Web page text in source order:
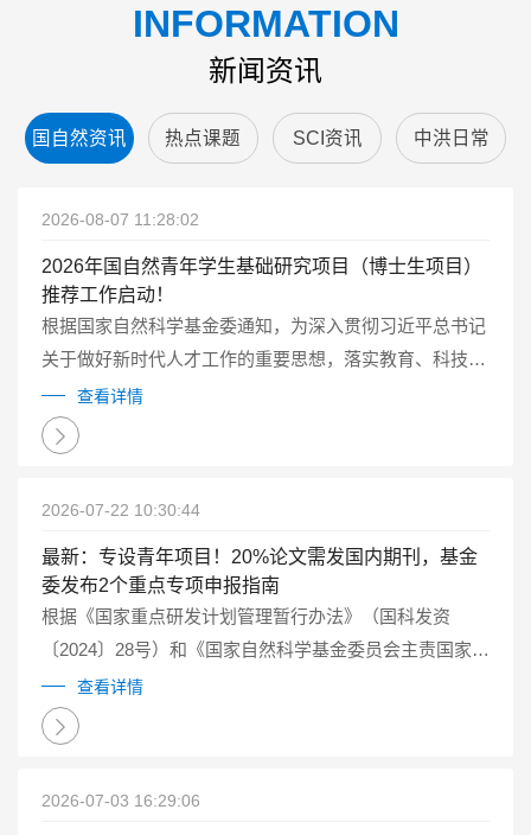
INFORMATION
新闻资讯
国自然资讯 热点课题 SCI资讯 中洪日常
2026-08-07 11:28:02
2026年国自然青年学生基础研究项目（博士生项目）
推荐工作启动！
根据国家自然科学基金委通知，为深入贯彻习近平总书记
关于做好新时代人才工作的重要思想，落实教育、科技、
人才一体化发展的要求，2026年自然科学基金委继续试点
实施国家自然科学基金青年学生基础研究项目（博士研究
生）（以下简称博士生项目）...
查看详情
2026-07-22 10:30:44
最新：专设青年项目！20%论文需发国内期刊，基金
委发布2个重点专项申报指南
根据《国家重点研发计划管理暂行办法》（国科发资
〔2024〕28号）和《国家自然科学基金委员会主责国家重
点研发计划重点专项管理实施细则（试行）》（国科金发
计〔2025〕1号）有关要求...
查看详情
2026-07-03 16:29:06